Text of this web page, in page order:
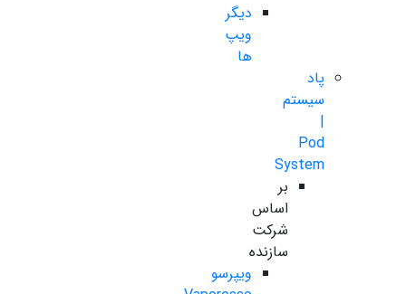
دیگر
ویپ
ها
پاد
سیستم
|
Pod
System
بر
اساس
شرکت
سازنده
ویپرسو